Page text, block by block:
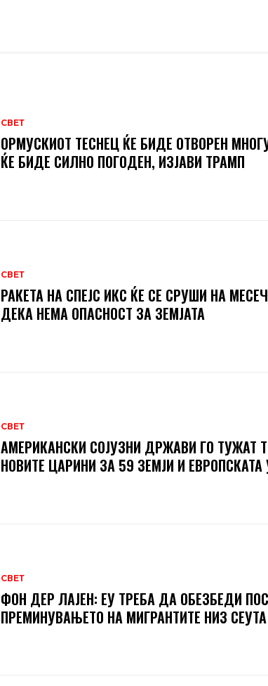
СВЕТ
ОРМУСКИОТ ТЕСНЕЦ ЌЕ БИДЕ ОТВОРЕН
ЌЕ БИДЕ СИЛНО ПОГОДЕН, ИЗЈАВИ ТРАМП
СВЕТ
РАКЕТА НА СПЕЈС ИКС ЌЕ СЕ СРУШИ НА
ДЕКА НЕМА ОПАСНОСТ ЗА ЗЕМЈАТА
СВЕТ
АМЕРИКАНСКИ СОЈУЗНИ ДРЖАВИ ГО ТУЖАТ
НОВИТЕ ЦАРИНИ ЗА 59 ЗЕМЈИ И ЕВРОПСКАТА
СВЕТ
ФОН ДЕР ЛАЈЕН: ЕУ ТРЕБА ДА ОБЕЗБЕДИ
ПРЕМИНУВАЊЕТО НА МИГРАНТИТЕ НИЗ СЕУТА